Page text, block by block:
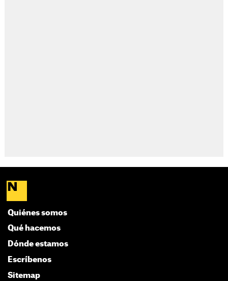
Quiénes somos
Qué hacemos
Dónde estamos
Escríbenos
Sitemap